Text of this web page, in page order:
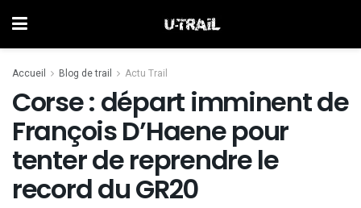
Accueil Blog de trail Actu Trail
Corse : départ imminent de
François D’Haene pour
tenter de reprendre le
record du GR20